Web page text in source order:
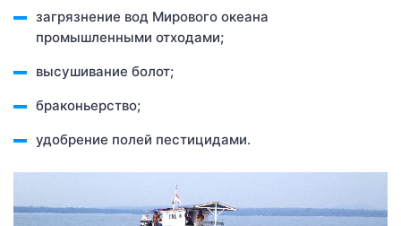
загрязнение вод Мирового океана
промышленными отходами;
высушивание болот;
браконьерство;
удобрение полей пестицидами.